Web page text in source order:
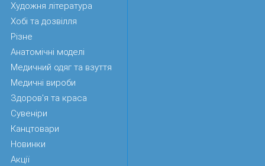
Художня література
Хобі та дозвілля
Різне
Анатомічні моделі
Медичний одяг та взуття
Медичні вироби
Здоров'я та краса
Сувеніри
Канцтовари
Новинки
Акції